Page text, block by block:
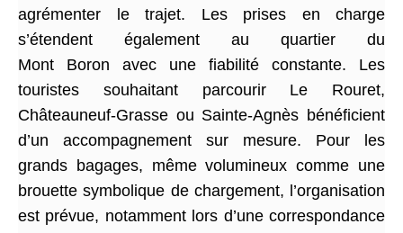
agrémenter le trajet. Les prises en charge
s’étendent également au quartier du
Mont Boron avec une fiabilité constante. Les
touristes souhaitant parcourir Le Rouret,
Châteauneuf-Grasse ou Sainte-Agnès bénéficient
d’un accompagnement sur mesure. Pour les
grands bagages, même volumineux comme une
brouette symbolique de chargement, l’organisation
est prévue, notamment lors d’une correspondance